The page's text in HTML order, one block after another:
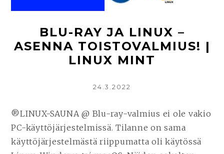
BLU-RAY JA LINUX –
ASENNA TOISTOVALMIUS! |
LINUX MINT
KIRJOITETTU
24.3.2022
®LINUX-SAUNA @ Blu-ray-valmius ei ole vakio
PC-käyttöjärjestelmissä. Tilanne on sama
käyttöjärjestelmästä riippumatta oli käytössä